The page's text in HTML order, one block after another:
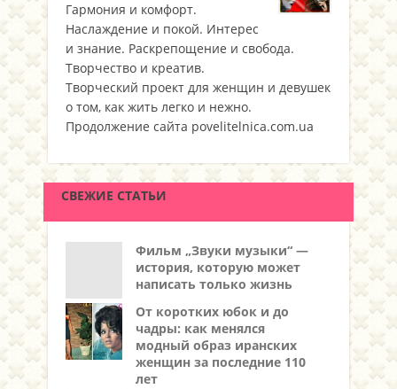
Гармония и комфорт.
Наслаждение и покой. Интерес
и знание. Раскрепощение и свобода.
Творчество и креатив.
Творческий проект для женщин и девушек
о том, как жить легко и нежно.
Продолжение сайта povelitelnica.com.ua
СВЕЖИЕ СТАТЬИ
Фильм „Звуки музыки“ —
история, которую может
написать только жизнь
От коротких юбок и до
чадры: как менялся
модный образ иранских
женщин за последние 110
лет